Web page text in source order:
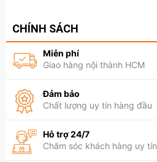
CHÍNH SÁCH
Miễn phí
Giao hàng nội thành HCM
Đảm bảo
Chất lượng uy tín hàng đầu
Hỗ trợ 24/7
Chăm sóc khách hàng uy tín